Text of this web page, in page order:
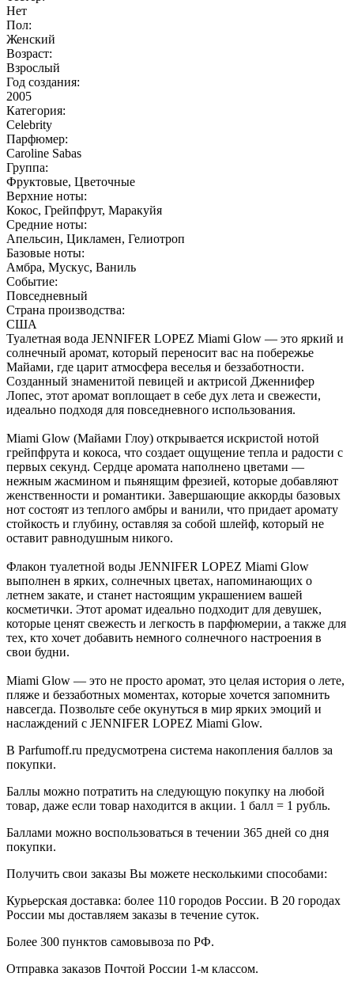
Нет
Пол:
Женский
Возраст:
Взрослый
Год создания:
2005
Категория:
Celebrity
Парфюмер:
Caroline Sabas
Группа:
Фруктовые, Цветочные
Верхние ноты:
Кокос, Грейпфрут, Маракуйя
Средние ноты:
Апельсин, Цикламен, Гелиотроп
Базовые ноты:
Амбра, Мускус, Ваниль
Событие:
Повседневный
Страна производства:
США
Туалетная вода JENNIFER LOPEZ Miami Glow — это яркий и
солнечный аромат, который переносит вас на побережье
Майами, где царит атмосфера веселья и беззаботности.
Созданный знаменитой певицей и актрисой Дженнифер
Лопес, этот аромат воплощает в себе дух лета и свежести,
идеально подходя для повседневного использования.
Miami Glow (Майами Глоу) открывается искристой нотой
грейпфрута и кокоса, что создает ощущение тепла и радости с
первых секунд. Сердце аромата наполнено цветами —
нежным жасмином и пьянящим фрезией, которые добавляют
женственности и романтики. Завершающие аккорды базовых
нот состоят из теплого амбры и ванили, что придает аромату
стойкость и глубину, оставляя за собой шлейф, который не
оставит равнодушным никого.
Флакон туалетной воды JENNIFER LOPEZ Miami Glow
выполнен в ярких, солнечных цветах, напоминающих о
летнем закате, и станет настоящим украшением вашей
косметички. Этот аромат идеально подходит для девушек,
которые ценят свежесть и легкость в парфюмерии, а также для
тех, кто хочет добавить немного солнечного настроения в
свои будни.
Miami Glow — это не просто аромат, это целая история о лете,
пляже и беззаботных моментах, которые хочется запомнить
навсегда. Позвольте себе окунуться в мир ярких эмоций и
наслаждений с JENNIFER LOPEZ Miami Glow.
В Parfumoff.ru предусмотрена система накопления баллов за
покупки.
Баллы можно потратить на следующую покупку на любой
товар, даже если товар находится в акции. 1 балл = 1 рубль.
Баллами можно воспользоваться в течении 365 дней со дня
покупки.
Получить свои заказы Вы можете несколькими способами:
Курьерская доставка: более 110 городов России. В 20 городах
России мы доставляем заказы в течение суток.
Более 300 пунктов самовывоза по РФ.
Отправка заказов Почтой России 1-м классом.